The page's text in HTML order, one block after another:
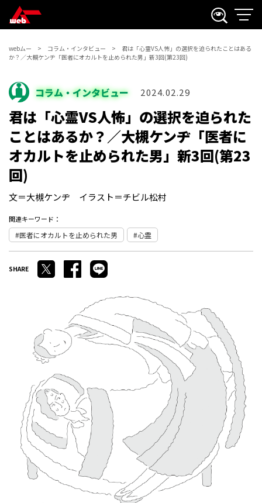
webムー コラム・インタビュー
君は「心霊VS人怖」の選択を迫られたことはある
か？／大槻ケンヂ「医者にオカルトを止められた男」新3回(第23回)
コラム・インタビュー 2024.02.29
君は「心霊VS人怖」の選択を迫られた
ことはあるか？／大槻ケンヂ「医者に
オカルトを止められた男」新3回(第23
回)
文＝大槻ケンヂ イラスト＝チビル松村
関連キーワード：
医者にオカルトを止められた男 心霊